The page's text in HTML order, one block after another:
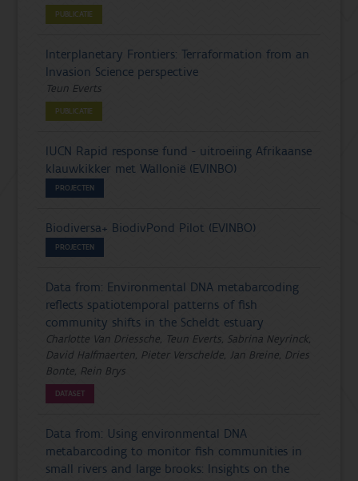
PUBLICATIE
Interplanetary Frontiers: Terraformation from an
Invasion Science perspective
Teun Everts
PUBLICATIE
IUCN Rapid response fund - uitroeiing Afrikaanse
klauwkikker met Wallonië (EVINBO)
PROJECTEN
Biodiversa+ BiodivPond Pilot (EVINBO)
PROJECTEN
Data from: Environmental DNA metabarcoding
reflects spatiotemporal patterns of fish
community shifts in the Scheldt estuary
Charlotte Van Driessche, Teun Everts, Sabrina Neyrinck,
David Halfmaerten, Pieter Verschelde, Jan Breine, Dries
Bonte, Rein Brys
DATASET
Data from: Using environmental DNA
metabarcoding to monitor fish communities in
small rivers and large brooks: Insights on the